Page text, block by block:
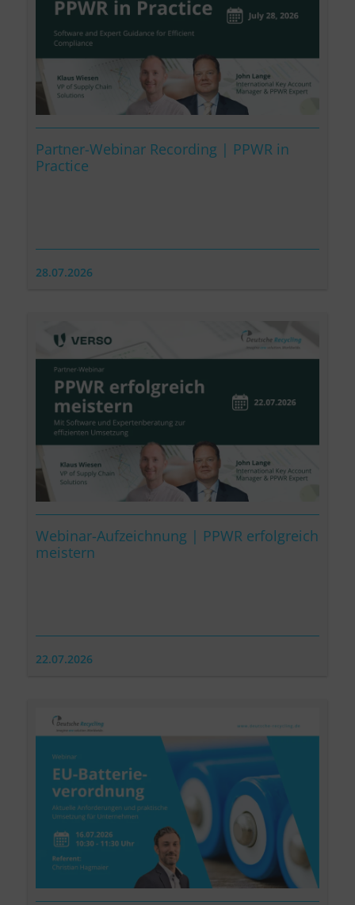
Partner-Webinar Recording | PPWR in
Practice
28.07.2026
Webinar-Aufzeichnung | PPWR erfolgreich
meistern
22.07.2026